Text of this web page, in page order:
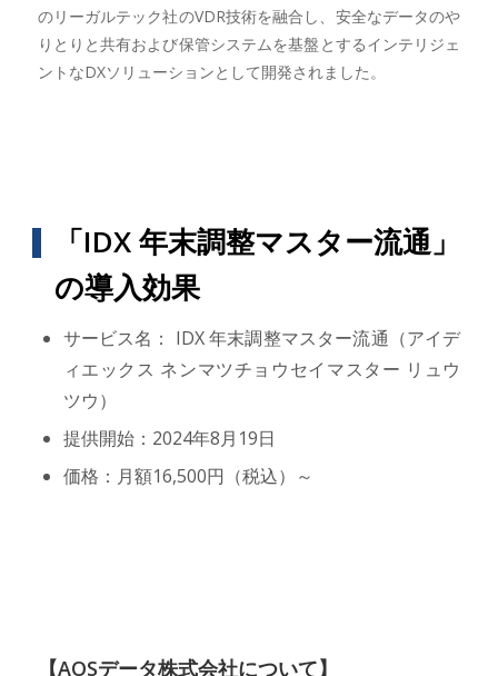
のリーガルテック社のVDR技術を融合し、安全なデータのや
りとりと共有および保管システムを基盤とするインテリジェ
ントなDXソリューションとして開発されました。
「IDX 年末調整マスター流通」
の導入効果
サービス名： IDX 年末調整マスター流通（アイデ
ィエックス ネンマツチョウセイマスター リュウ
ツウ）
提供開始：2024年8月19日
価格：月額16,500円（税込）～
【AOSデータ株式会社について】